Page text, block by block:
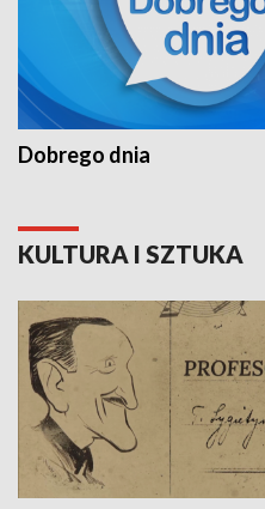
Dobrego dnia
KULTURA I SZTUKA